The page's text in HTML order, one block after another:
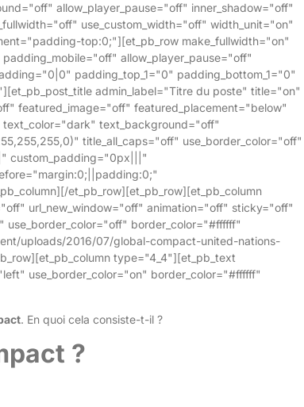
allow_player_pause="off" inner_shadow="off"
use_custom_width="off" width_unit="on"
top:0;"][et_pb_row make_fullwidth="on"
allow_player_pause="off"
padding_top_1="0" padding_bottom_1="0"
admin_label="Titre du poste" title="on"
featured_image="off" featured_placement="below"
text_background="off"
title_all_caps="off" use_border_color="off"
custom_padding="0px|||"
et_pb_row][et_pb_row][et_pb_column
url_new_window="off" animation="off" sticky="off"
border_color="#ffffff"
uploads/2016/07/global-compact-united-nations-
type="4_4"][et_pb_text
use_border_color="on" border_color="#ffffff"
. En quoi cela consiste-t-il ?
?